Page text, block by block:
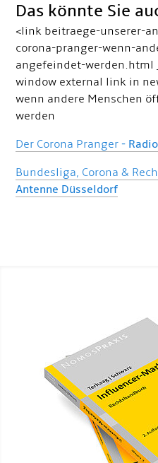
Das könnte Sie
<link beitraege-unserer-
corona-pranger-wenn-
angefeindet-werden.html
window external link in
wenn andere Menschen
werden
Der Corona Pranger -
Bundesliga, Corona &
Antenne Düsseldorf